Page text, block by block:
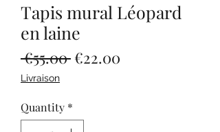
Tapis mural Léopard
en laine
€55.00 Regular
€22.00
Livraison
Quantity *